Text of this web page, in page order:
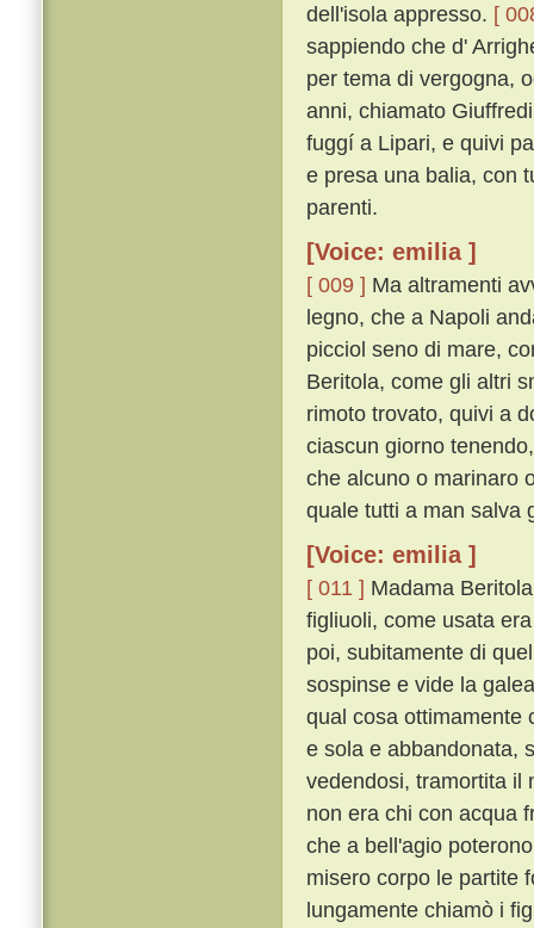
dell'isola appresso. [
sappiendo che d'
per tema di vergogna,
anni, chiamato
fuggí a Lipari, e quivi
e presa una balia, con
parenti.
[Voice: emilia ]
[ 009 ] Ma altramenti
legno, che a Napoli
picciol seno di mare,
Beritola, come gli altri
rimoto trovato, quivi a
ciascun giorno
che alcuno o marinaro
quale tutti a man salva
[Voice: emilia ]
[ 011 ] Madama
figliuoli, come usata
poi, subitamente di
sospinse e vide la
qual cosa ottimamente
e sola e abbandonata,
vedendosi, tramortita il
non era chi con acqua
che a bell'agio
misero corpo le partite
lungamente chiamò i